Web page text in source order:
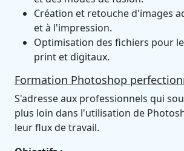
Création et retouche d'images
et à l'impression.
Optimisation des fichiers pour
print et digitaux.
Formation Photoshop
S'adresse aux professionnels qui
plus loin dans l'utilisation de
leur flux de travail.